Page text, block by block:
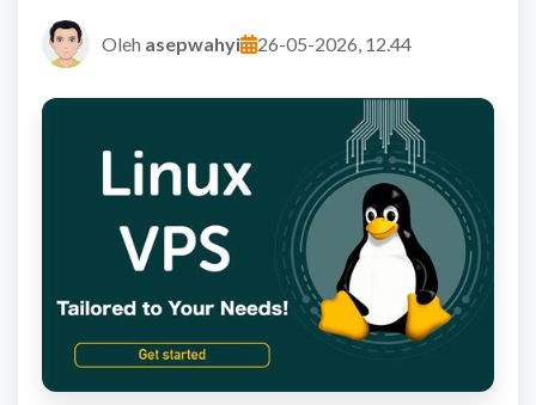
Oleh asepwahyi 26-05-2026, 12.44